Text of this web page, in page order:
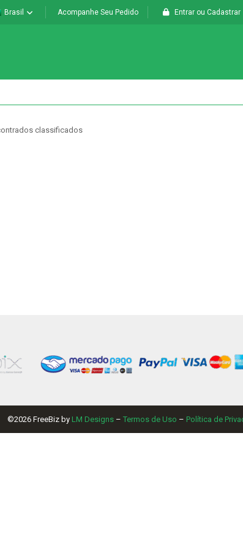
Brasil Acompanhe Seu Pedido Entrar ou Cadastrar
classificados
©2026 FreeBiz by LM Designs– Termos de Uso – Política de